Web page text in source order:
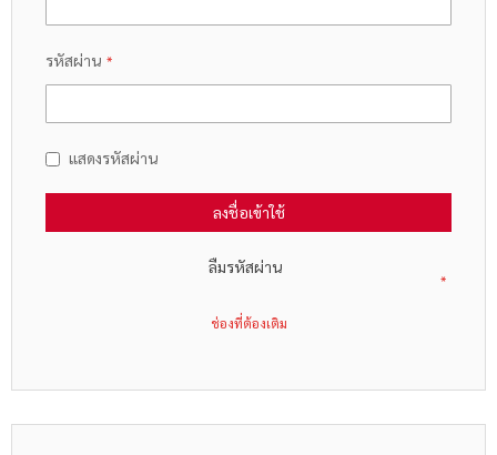
รหัสผ่าน
แสดงรหัสผ่าน
ลงชื่อเข้าใช้
ลืมรหัสผ่าน